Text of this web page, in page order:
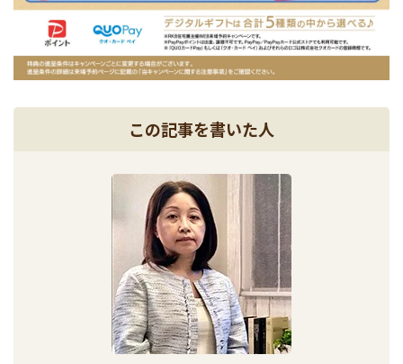
この記事を書いた人